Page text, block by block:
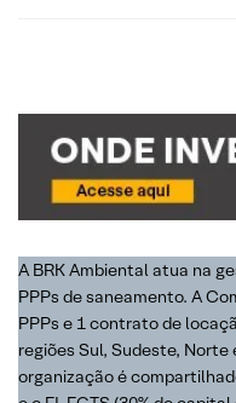
A BRK Ambiental atua na
PPPs de saneamento. A
PPPs e 1 contrato de
regiões Sul, Sudeste,
organização é